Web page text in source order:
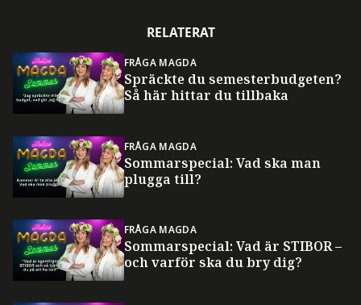
RELATERAT
FRÅGA MAGDA
Spräckte du semesterbudgeten?
Så här hittar du tillbaka
FRÅGA MAGDA
Sommarspecial: Vad ska man
plugga till?
FRÅGA MAGDA
Sommarspecial: Vad är STIBOR –
och varför ska du bry dig?